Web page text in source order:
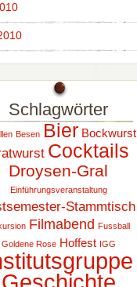
Schlagwörter
Besen Bier Bockwurst
Cocktails
Droysen-Gral
Einführungsveranstaltung
Stammtisch
Filmabend Fussball
Goldene Rose Hoffest IGG